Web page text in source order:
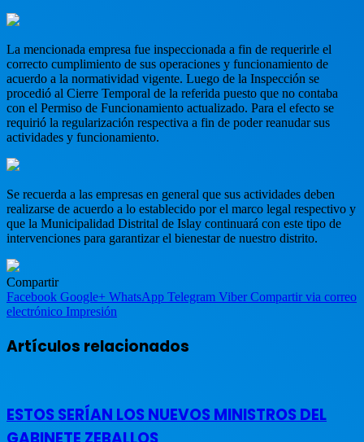
La mencionada empresa fue inspeccionada a fin de requerirle el
correcto cumplimiento de sus operaciones y funcionamiento de
acuerdo a la normatividad vigente. Luego de la Inspección se
procedió al Cierre Temporal de la referida puesto que no contaba
con el Permiso de Funcionamiento actualizado. Para el efecto se
requirió la regularización respectiva a fin de poder reanudar sus
actividades y funcionamiento.
Se recuerda a las empresas en general que sus actividades deben
realizarse de acuerdo a lo establecido por el marco legal respectivo y
que la Municipalidad Distrital de Islay continuará con este tipo de
intervenciones para garantizar el bienestar de nuestro distrito.
Compartir
Facebook Google+ WhatsApp Telegram Viber Compartir via correo
electrónico Impresión
Artículos relacionados
ESTOS SERÍAN LOS NUEVOS MINISTROS DEL